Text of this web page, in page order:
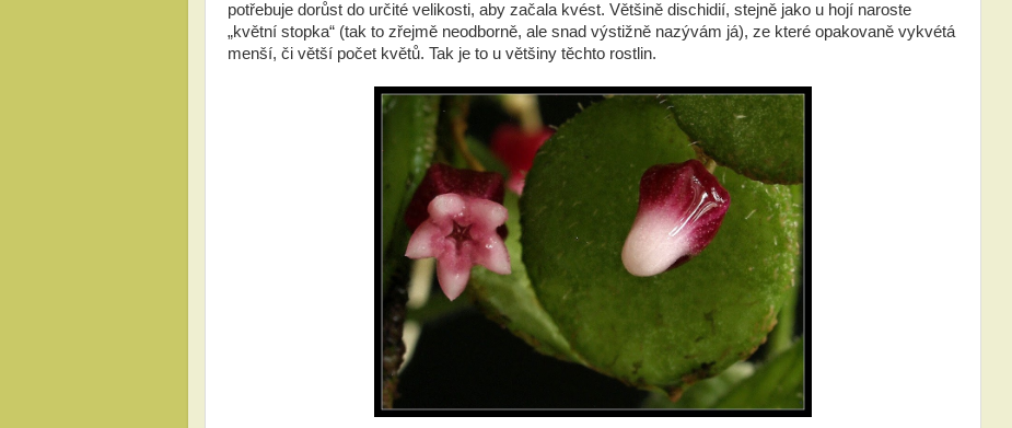
potřebuje dorůst do určité velikosti, aby začala kvést. Většině dischidií, stejně jako u hojí naroste
„květní stopka“ (tak to zřejmě neodborně, ale snad výstižně nazývám já), ze které opakovaně vykvétá
menší, či větší počet květů. Tak je to u většiny těchto rostlin.